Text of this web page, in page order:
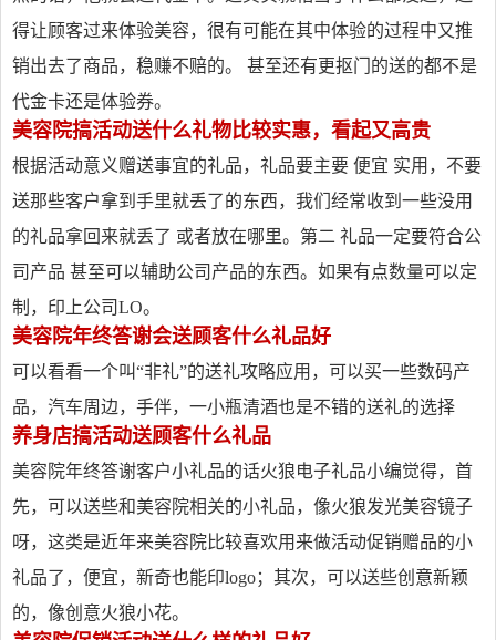
得让顾客过来体验美容，很有可能在其中体验的过程中又推
销出去了商品，稳赚不赔的。 甚至还有更抠门的送的都不是
代金卡还是体验券。
美容院搞活动送什么礼物比较实惠，看起又高贵
根据活动意义赠送事宜的礼品，礼品要主要 便宜 实用，不要
送那些客户拿到手里就丢了的东西，我们经常收到一些没用
的礼品拿回来就丢了 或者放在哪里。第二 礼品一定要符合公
司产品 甚至可以辅助公司产品的东西。如果有点数量可以定
制，印上公司LO。
美容院年终答谢会送顾客什么礼品好
可以看看一个叫“非礼”的送礼攻略应用，可以买一些数码产
品，汽车周边，手伴，一小瓶清酒也是不错的送礼的选择
养身店搞活动送顾客什么礼品
美容院年终答谢客户小礼品的话火狼电子礼品小编觉得，首
先，可以送些和美容院相关的小礼品，像火狼发光美容镜子
呀，这类是近年来美容院比较喜欢用来做活动促销赠品的小
礼品了，便宜，新奇也能印logo；其次，可以送些创意新颖
的，像创意火狼小花。